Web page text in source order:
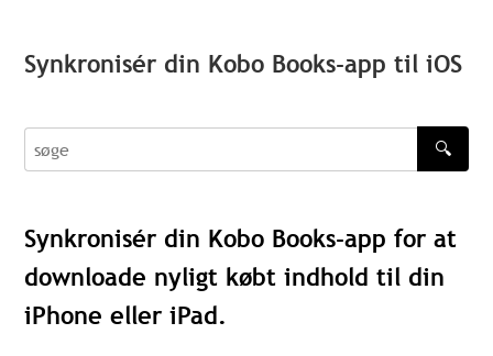
Synkronisér din Kobo Books-app til iOS
søge
🔍
Synkronisér din Kobo Books-app for at
downloade nyligt købt indhold til din
iPhone eller iPad.